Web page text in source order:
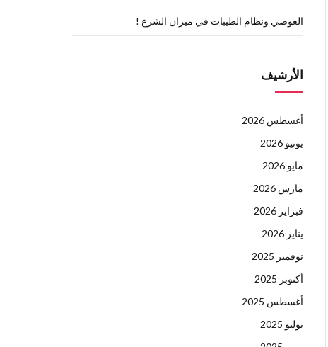
العوضي ونظام الطيبات في ميزان الشرع !
الأرشيف
أغسطس 2026
يونيو 2026
مايو 2026
مارس 2026
فبراير 2026
يناير 2026
نوفمبر 2025
أكتوبر 2025
أغسطس 2025
يوليو 2025